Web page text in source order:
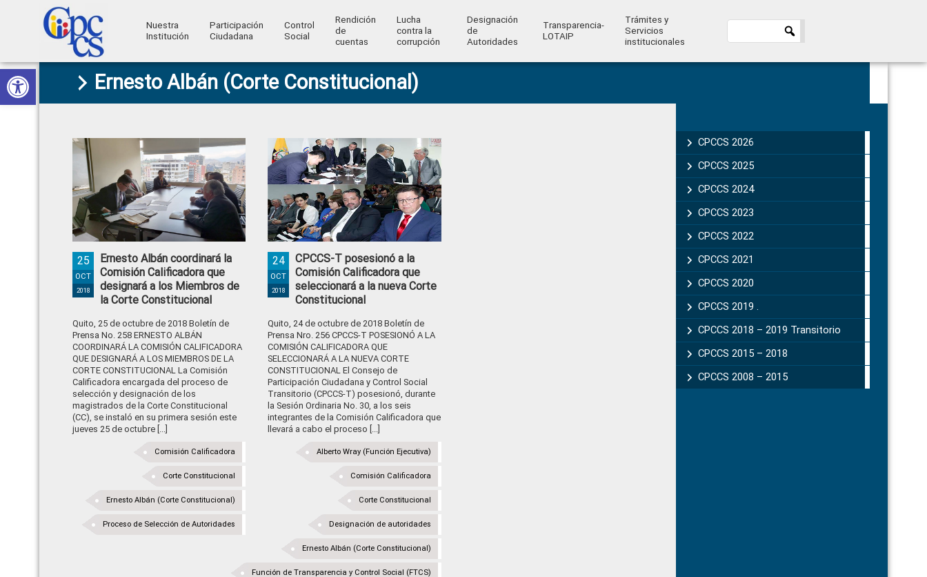
Abrir barra de herramientas
Skip
to
primary
Skip
to
main
Skip
to
primary
Skip
to
footer
Consejo
Ciudadana
Control
Social
Construyendo
Ciudadano
Nuestra
Institución
Participación
Ciudadana
Control
Social
Rendición
de
cuentas
Lucha
contra la
corrupción
Designación
de
Autoridades
Transparencia-
LOTAIP
Trámites y
Servicios
institucionales
Ernesto Albán (Corte Constitucional)
Ernesto Albán coordinará la
Comisión Calificadora que
designará a los Miembros de
la Corte Constitucional
25
OCT
2018
Quito, 25 de octubre de 2018 Boletín de
Prensa No. 258 ERNESTO ALBÁN
COORDINARÁ LA COMISIÓN CALIFICADORA
QUE DESIGNARÁ A LOS MIEMBROS DE LA
CORTE CONSTITUCIONAL La Comisión
Calificadora encargada del proceso de
selección y designación de los
magistrados de la Corte Constitucional
(CC), se instaló en su primera sesión este
jueves 25 de octubre [...]
Comisión Calificadora
Corte Constitucional
Ernesto Albán (Corte Constitucional)
Proceso de Selección de Autoridades
CPCCS-T posesionó a la
Comisión Calificadora que
seleccionará a la nueva Corte
Constitucional
24
OCT
2018
Quito, 24 de octubre de 2018 Boletín de
Prensa Nro. 256 CPCCS-T POSESIONÓ A LA
COMISIÓN CALIFICADORA QUE
SELECCIONARÁ A LA NUEVA CORTE
CONSTITUCIONAL El Consejo de
Participación Ciudadana y Control Social
Transitorio (CPCCS-T) posesionó, durante
la Sesión Ordinaria No. 30, a los seis
integrantes de la Comisión Calificadora que
llevará a cabo el proceso [...]
Alberto Wray (Función Ejecutiva)
Comisión Calificadora
Corte Constitucional
Designación de autoridades
Ernesto Albán (Corte Constitucional)
Función de Transparencia y Control Social (FTCS)
Sidebar
CPCCS 2026
CPCCS 2025
CPCCS 2024
CPCCS 2023
CPCCS 2022
CPCCS 2021
CPCCS 2020
CPCCS 2019 .
CPCCS 2018 – 2019 Transitorio
CPCCS 2015 – 2018
CPCCS 2008 – 2015